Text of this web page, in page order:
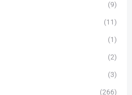
(9)
(11)
(1)
(2)
(3)
(266)